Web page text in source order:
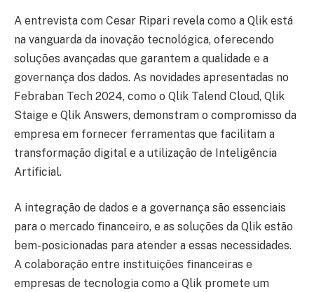
A entrevista com Cesar Ripari revela como a Qlik está
na vanguarda da inovação tecnológica, oferecendo
soluções avançadas que garantem a qualidade e a
governança dos dados. As novidades apresentadas no
Febraban Tech 2024, como o Qlik Talend Cloud, Qlik
Staige e Qlik Answers, demonstram o compromisso da
empresa em fornecer ferramentas que facilitam a
transformação digital e a utilização de Inteligência
Artificial.
A integração de dados e a governança são essenciais
para o mercado financeiro, e as soluções da Qlik estão
bem-posicionadas para atender a essas necessidades.
A colaboração entre instituições financeiras e
empresas de tecnologia como a Qlik promete um